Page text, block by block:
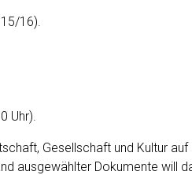
16).
Uhr).
Gesellschaft und Kul­tur
aus­gewählter Doku­mente will